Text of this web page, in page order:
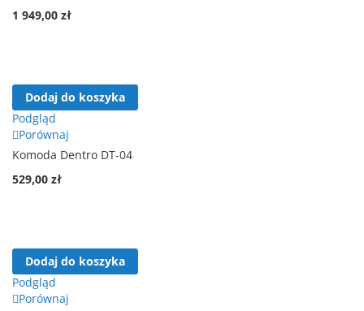
aranżacje sypialni, niezależnie od ich wielkości.
Wybierając meble z kolekcji DENTRO, inwestujesz w jakość,
styl i praktyczne rozwiązania. To kolekcja stworzona z
myślą o tych, którzy chcą, by ich sypialnia była nie tylko
miejscem wypoczynku, ale również wyrazem ich
indywidualnego stylu i nowoczesnego podejścia do wnętrz.
1 949,00 zł
Dodaj do koszyka
Podgląd
Porównaj
Komoda Dentro DT-04
529,00 zł
Dodaj do koszyka
Podgląd
Porównaj